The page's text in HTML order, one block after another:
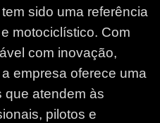
sido uma referência
motociclístico. Com
com inovação,
empresa oferece uma
que atendem às
pilotos e